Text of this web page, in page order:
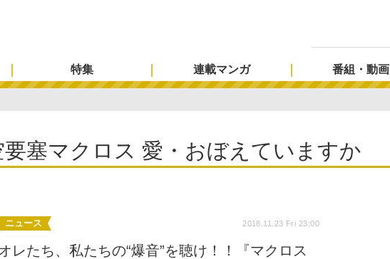
特集 連載マンガ 番組・動画
要塞マクロス 愛・おぼえていますか
ニュース 2018.11.23 Fri 23:00
レたち、私たちの“爆音”を聴け！！『マクロス